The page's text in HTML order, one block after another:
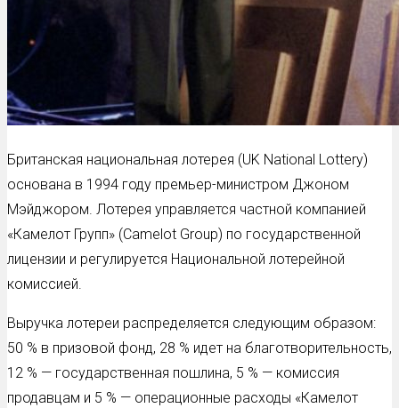
Британская национальная лотерея (UK National Lottery)
основана в 1994 году премьер-министром Джоном
Мэйджором. Лотерея управляется частной компанией
«Камелот Групп» (Camelot Group) по государственной
лицензии и регулируется Национальной лотерейной
комиссией.
Выручка лотереи распределяется следующим образом:
50 % в призовой фонд, 28 % идет на благотворительность,
12 % — государственная пошлина, 5 % — комиссия
продавцам и 5 % — операционные расходы «Камелот